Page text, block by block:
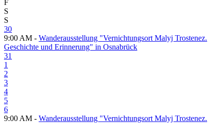
F
S
S
30
9:00 AM - Wanderausstellung "Vernichtungsort Malyj Trostenez.
Geschichte und Erinnerung" in Osnabrück
31
1
2
3
4
5
6
9:00 AM - Wanderausstellung "Vernichtungsort Malyj Trostenez.